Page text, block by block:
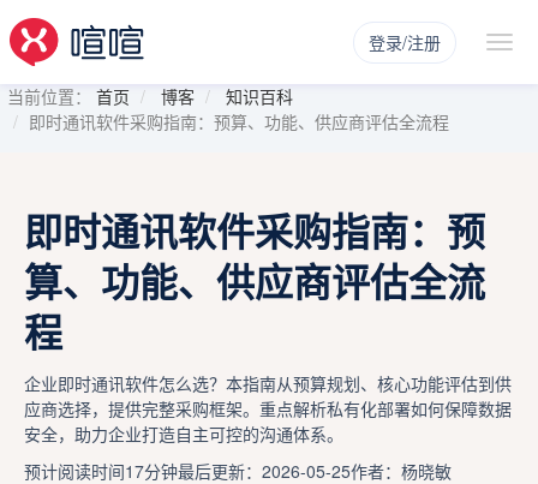
登录/注册
当前位置： 首页 博客
知识百科
即时通讯软件采购指南：预算、功能、供应商评估全流程
即时通讯软件采购指南：预
算、功能、供应商评估全流
程
企业即时通讯软件怎么选？本指南从预算规划、核心功能评估到供
应商选择，提供完整采购框架。重点解析私有化部署如何保障数据
安全，助力企业打造自主可控的沟通体系。
预计阅读时间17分钟最后更新：2026-05-25作者：杨晓敏